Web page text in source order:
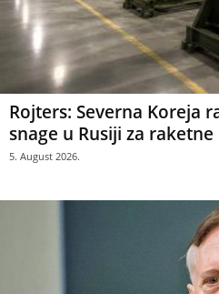
Rojters: Severna Koreja
snage u Rusiji za
5. August 2026.